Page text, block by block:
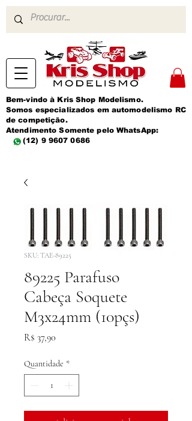
Bem-vindo à Kris Shop Modelismo.
Somos especializados em automodelismo RC
de competição.
Atendimento Somente pelo WhatsApp:
(12) 9 9607 0686
SKU: TAE-89225
89225 Parafuso
Cabeça Soquete
M3x24mm (10pçs)
R$ 37,90
Quantidade *